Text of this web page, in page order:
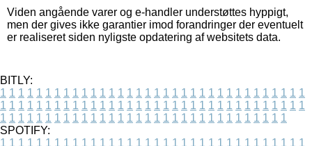
Viden angående varer og e-handler understøttes hyppigt,
men der gives ikke garantier imod forandringer der eventuelt
er realiseret siden nyligste opdatering af websitets data.
BITLY:
1 1 1 1 1 1 1 1 1 1 1 1 1 1 1 1 1 1 1 1 1 1 1 1 1 1 1 1 1 1 1 1 1 1
1 1 1 1 1 1 1 1 1 1 1 1 1 1 1 1 1 1 1 1 1 1 1 1 1 1 1 1 1 1 1 1 1 1
1 1 1 1 1 1 1 1 1 1 1 1 1 1 1 1 1 1 1 1 1 1 1 1 1 1 1 1 1 1 1 1
SPOTIFY:
1 1 1 1 1 1 1 1 1 1 1 1 1 1 1 1 1 1 1 1 1 1 1 1 1 1 1 1 1 1 1 1 1 1